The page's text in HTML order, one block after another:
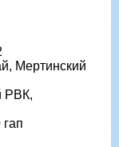
Мертинский
РВК,